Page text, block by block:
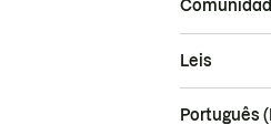
Leis
Português